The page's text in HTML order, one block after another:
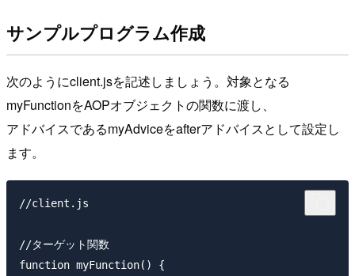
サンプルプログラム作成
次のようにclient.jsを記述しましょう。対象となる
myFunctionをAOPオブジェクトの関数に渡し、
アドバイスであるmyAdviceをafterアドバイスとして設定し
ます。
//client.js
//ターゲット関数
function myFunction() {